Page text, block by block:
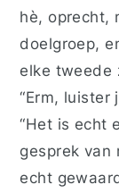
hè, oprecht,
doelgroep,
elke tweede
“Erm, luister
“Het is echt
gesprek van
echt